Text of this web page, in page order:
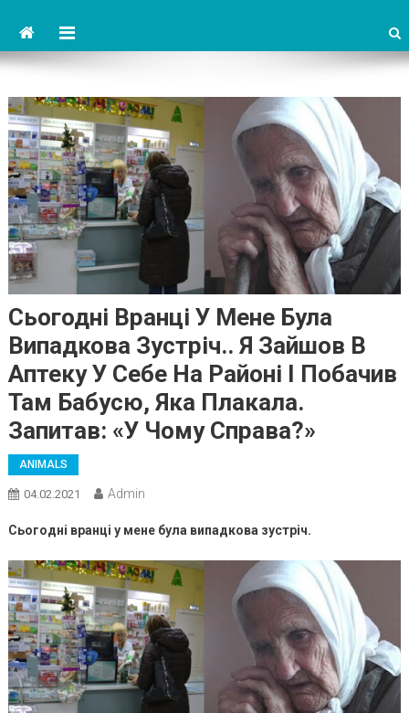
Сьогодні Вранці У Мене Була
Випадкова Зустріч.. Я Зайшов В
Аптеку У Себе На Районі І Побачив
Там Бабусю, Яка Плакала.
Запитав: «У Чому Справа?»
ANIMALS
04.02.2021 Admin
Сьогодні вранці у мене була випадкова зустріч.